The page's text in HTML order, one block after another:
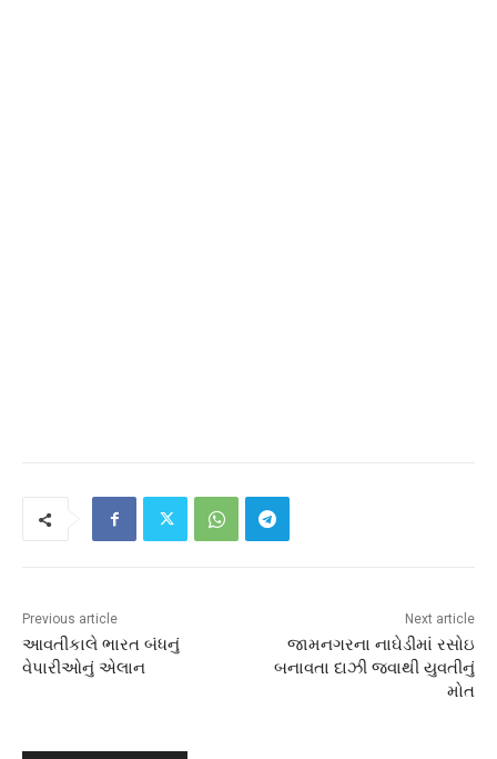
Previous article
આવતીકાલે ભારત બંધનું
વેપારીઓનું એલાન
Next article
જામનગરના નાઘેડીમાં રસોઇ
બનાવતા દાઝી જવાથી યુવતીનું
મોત